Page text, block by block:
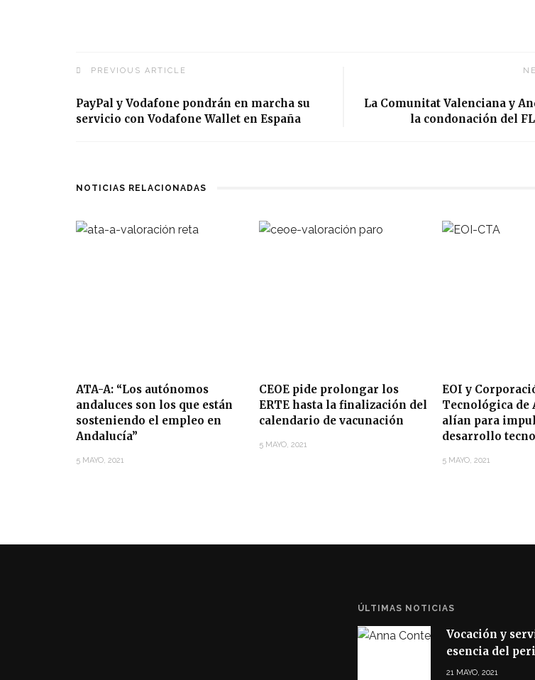
PREVIOUS ARTICLE
PayPal y Vodafone pondrán en marcha su
servicio con Vodafone Wallet en España
La Comunitat Valenciana y
la condonación del
NOTICIAS RELACIONADAS
ATA-A: “Los autónomos
andaluces son los que están
sosteniendo el empleo en
Andalucía”
5 MAYO, 2021
CEOE pide prolongar los
ERTE hasta la finalización del
calendario de vacunación
5 MAYO, 2021
EOI y
Tecnológica de
alían para
desarrollo
5 MAYO, 2021
ÚLTIMAS NOTICIAS
Vocación y
esencia del
21 MAYO, 2021